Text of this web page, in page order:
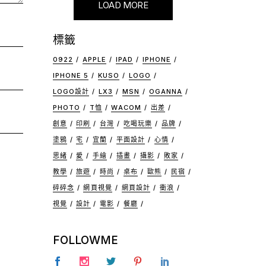
LOAD MORE
標籤
0922 APPLE IPAD
IPHONE
IPHONE 5
KUSO
LOGO
LOGO設計
LX3 MSN
OGANNA
PHOTO
T恤 WACOM
出差
創意
印刷 台灣 吃喝玩樂
品牌
塗鴉
宅 宜蘭 平面設計
心情
思緒
愛 手繪 插畫 攝影
敗家
教學
旅遊 時尚 桌布 歐熊
民宿
碎碎念
網頁視覺 網頁設計
衝浪
視覺
設計 電影 餐廳
FOLLOWME